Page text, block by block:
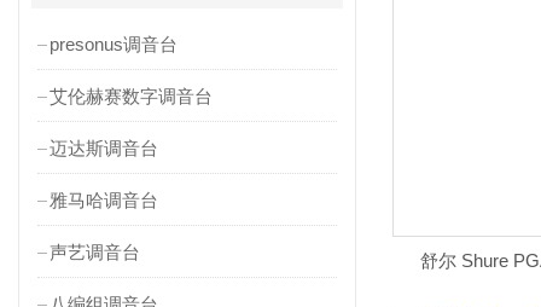
presonus调音台
艾伦赫赛数字调音台
迈达斯调音台
雅马哈调音台
声艺调音台 舒尔 Shure